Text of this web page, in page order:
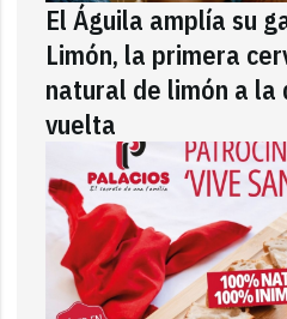
El Águila amplía su
Limón, la primera
natural de limón a la
vuelta